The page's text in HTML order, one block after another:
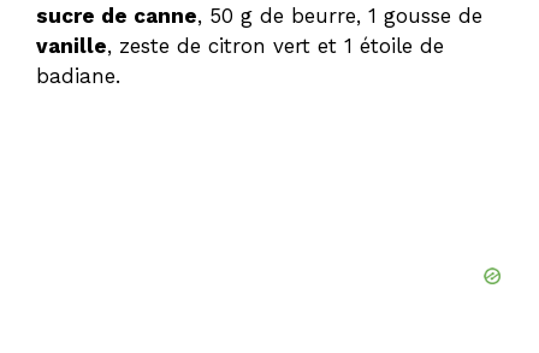
sucre de canne, 50 g de beurre, 1 gousse de
vanille, zeste de citron vert et 1 étoile de
badiane.